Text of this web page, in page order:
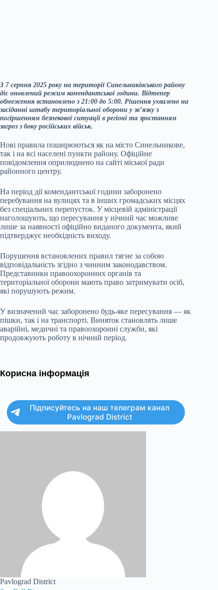
З 7 серпня 2025 року на території Синельниківського району
діє оновлений режим комендантської години. Відтепер
обмеження встановлено з 21:00 до 5:00. Рішення ухвалено на
засіданні штабу територіальної оборони у зв’язку з
погіршенням безпекової ситуації в регіоні та зростанням
загроз з боку російських військ.
Нові правила поширюються як на місто Синельникове,
так і на всі населені пункти району. Офіційне
повідомлення оприлюднено на сайті міської ради
районного центру.
На період дії комендантської години заборонено
перебування на вулицях та в інших громадських місцях
без спеціальних перепусток. У місцевій адміністрації
наголошують, що пересування у нічний час можливе
лише за наявності офіційно виданого документа, який
підтверджує необхідність виходу.
Порушення встановлених правил тягне за собою
відповідальність згідно з чинним законодавством.
Представники правоохоронних органів та
територіальної оборони мають право затримувати осіб,
які порушують режим.
У визначений час заборонено будь-яке пересування — як
пішки, так і на транспорті. Виняток становлять лише
аварійні, медичні та правоохоронні служби, які
продовжують роботу в нічний період.
Корисна інформація
Підписуйтесь на наш телеграм канал
Pavlograd District
Pavlograd District